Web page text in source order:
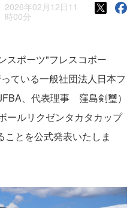
2026年02月12日11
時00分
スポーツ"フレスコボー
ている一般社団法人日本フ
、代表理事 窪島剣璽）
ールリクゼンタカタカップ
とを公式発表いたしま